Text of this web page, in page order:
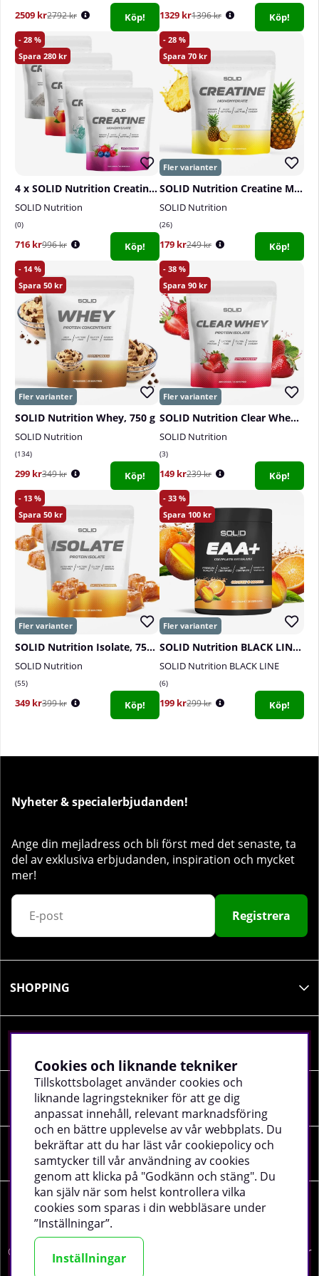
2509 kr2792 kr Köp! 1329 kr1396 kr Köp!
28
280
4 x SOLID Nutrition Creatine Monohydrate, 400 g
SOLID Nutrition
0
716 kr996 kr Köp!
28
70
SOLID Nutrition Creatine Monohydrate, 400 g
SOLID Nutrition
26
179 kr249 kr Köp!
14
50
SOLID Nutrition Whey, 750 g
SOLID Nutrition
134
299 kr349 kr Köp!
38
90
SOLID Nutrition Clear Whey, 300 g
SOLID Nutrition
3
149 kr239 kr Köp!
13
50
SOLID Nutrition Isolate, 750 g
SOLID Nutrition
55
349 kr399 kr Köp!
33
100
SOLID Nutrition BLACK LINE EAA+, 440 g
SOLID Nutrition BLACK LINE
6
199 kr299 kr Köp!
Nyheter & specialerbjudanden!
Ange din mejladress och bli först med det senaste, ta
del av exklusiva erbjudanden, inspiration och mycket
mer!
Registrera
SHOPPING
SOCIALA MEDIER
FÖRETAGSUPPGIFTER
© 2026 tillskottsbolaget.se. Vi använder cookies -
läs mer
Cookies och liknande tekniker
Tillskottsbolaget använder cookies och
liknande lagringstekniker för att ge dig
anpassat innehåll, relevant marknadsföring
och en bättre upplevelse av vår webbplats. Du
bekräftar att du har läst vår cookiepolicy och
samtycker till vår användning av cookies
genom att klicka på "Godkänn och stäng". Du
kan själv när som helst kontrollera vilka
cookies som sparas i din webbläsare under
”Inställningar”.
Inställningar